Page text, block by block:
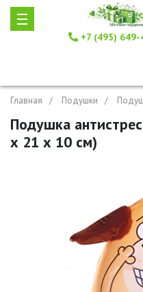
+7 (495) 649-
Главная Подушки
Подушка
х 21 х 10 см)